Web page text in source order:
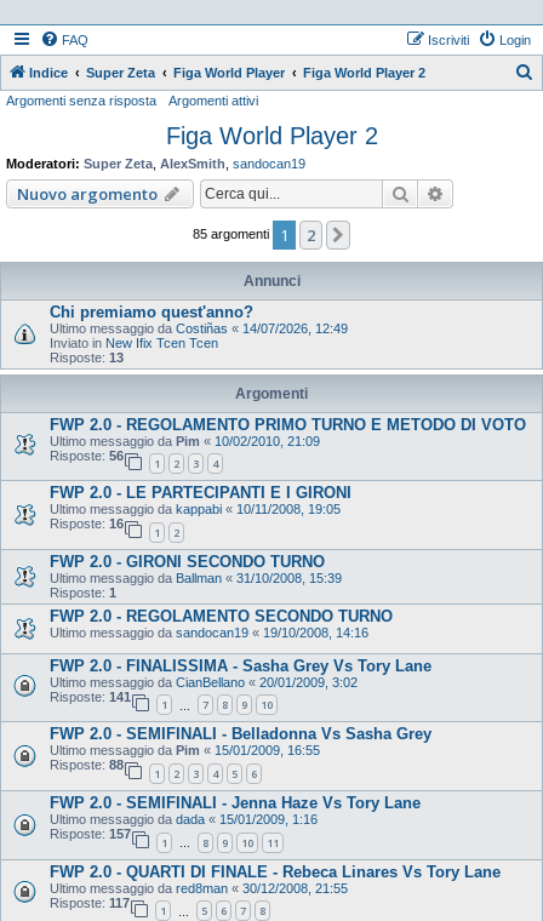
FAQ Login
Iscriviti
Indice Super Zeta Figa World Player Figa World Player 2
Argomenti senza risposta Argomenti attivi
Figa World Player 2
Moderatori: Super Zeta AlexSmith sandocan19
Nuovo argomento Cerca
85 argomenti 1 2
Annunci
Chi premiamo quest'anno?
Ultimo messaggio da Costiñas « 14/07/2026, 12:49
Inviato in New Ifix Tcen Tcen
Risposte: 13
Argomenti
FWP 2.0 - REGOLAMENTO PRIMO TURNO E METODO DI VOTO
Ultimo messaggio da Pim « 10/02/2010, 21:09
Risposte: 56
1 2 3 4
FWP 2.0 - LE PARTECIPANTI E I GIRONI
Ultimo messaggio da kappabi « 10/11/2008, 19:05
Risposte: 16
1 2
FWP 2.0 - GIRONI SECONDO TURNO
Ultimo messaggio da Ballman « 31/10/2008, 15:39
Risposte: 1
FWP 2.0 - REGOLAMENTO SECONDO TURNO
Ultimo messaggio da sandocan19 « 19/10/2008, 14:16
FWP 2.0 - FINALISSIMA - Sasha Grey Vs Tory Lane
Ultimo messaggio da CianBellano « 20/01/2009, 3:02
Risposte: 141
1 7 8 9 10
FWP 2.0 - SEMIFINALI - Belladonna Vs Sasha Grey
Ultimo messaggio da Pim « 15/01/2009, 16:55
Risposte: 88
1 2 3 4 5 6
FWP 2.0 - SEMIFINALI - Jenna Haze Vs Tory Lane
Ultimo messaggio da dada « 15/01/2009, 1:16
Risposte: 157
1 … 8 9 10 11
FWP 2.0 - QUARTI DI FINALE - Rebeca Linares Vs Tory Lane
Ultimo messaggio da red8man « 30/12/2008, 21:55
Risposte: 117
1 5 6 7 8